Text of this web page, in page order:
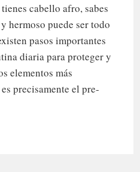
cabello afro, sabes
hermoso puede ser todo
pasos importantes
diaria para proteger y
elementos más
precisamente el pre-